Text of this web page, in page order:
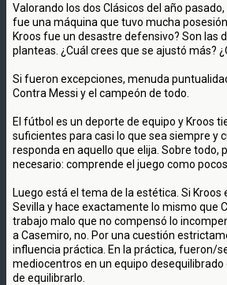
Valorando los dos Clásicos del año
fue una máquina que tuvo mucha
Kroos fue un desastre defensivo? Son las
planteas. ¿Cuál crees que se ajustó más?
Si fueron excepciones, menuda
Contra Messi y el campeón de todo.
El fútbol es un deporte de equipo y Kroos
suficientes para casi lo que sea siempre y
responda en aquello que elija. Sobre todo,
necesario: comprende el juego como pocos.
Luego está el tema de la estética. Si Kroos
Sevilla y hace exactamente lo mismo que
trabajo malo que no compensó lo
a Casemiro, no. Por una cuestión
influencia práctica. En la práctica, fueron/
mediocentros en un equipo
de equilibrarlo.